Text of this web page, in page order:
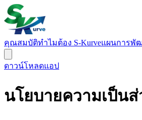
คุณสมบัติทำไมต้อง S-Kurveแผนการพั
ดาวน์โหลดแอป
นโยบายความเป็นส่